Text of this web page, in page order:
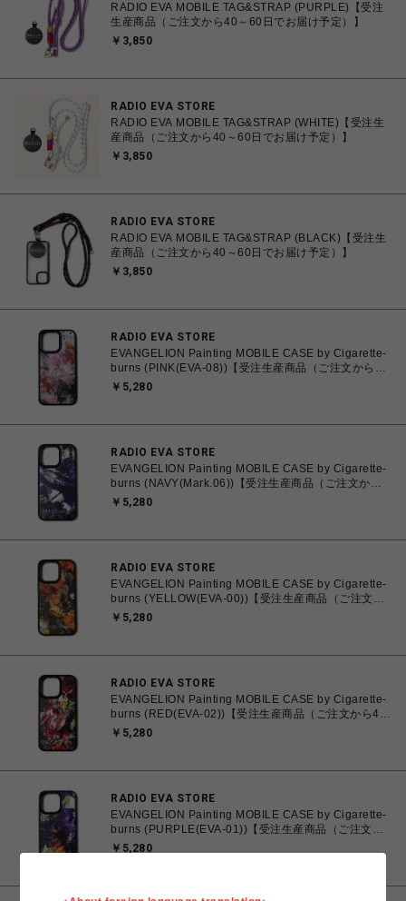
RADIO EVA MOBILE TAG&STRAP (PURPLE)【受注
生産商品（ご注文から40～60日でお届け予定）】
￥3,850
RADIO EVA STORE
RADIO EVA MOBILE TAG&STRAP (WHITE)【受注生
産商品（ご注文から40～60日でお届け予定）】
￥3,850
RADIO EVA STORE
RADIO EVA MOBILE TAG&STRAP (BLACK)【受注生
産商品（ご注文から40～60日でお届け予定）】
￥3,850
RADIO EVA STORE
EVANGELION Painting MOBILE CASE by Cigarette-
burns (PINK(EVA-08))【受注生産商品（ご注文から40
～60日でお届け予定）】
￥5,280
RADIO EVA STORE
EVANGELION Painting MOBILE CASE by Cigarette-
burns (NAVY(Mark.06))【受注生産商品（ご注文から
40～60日でお届け予定）】
￥5,280
RADIO EVA STORE
EVANGELION Painting MOBILE CASE by Cigarette-
burns (YELLOW(EVA-00))【受注生産商品（ご注文か
ら40～60日でお届け予定）】
￥5,280
RADIO EVA STORE
EVANGELION Painting MOBILE CASE by Cigarette-
burns (RED(EVA-02))【受注生産商品（ご注文から40
～60日でお届け予定）】
￥5,280
RADIO EVA STORE
EVANGELION Painting MOBILE CASE by Cigarette-
burns (PURPLE(EVA-01))【受注生産商品（ご注文か
ら40～60日でお届け予定）】
￥5,280